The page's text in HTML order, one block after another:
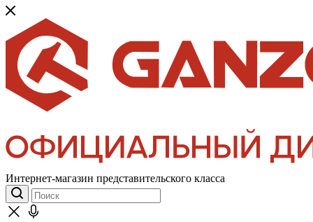
Интернет-магазин представительского класса